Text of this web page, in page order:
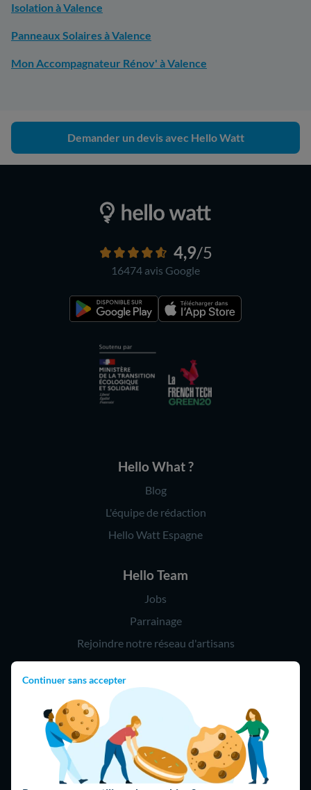
Continuer sans accepter
Isolation à Valence
Panneaux Solaires à Valence
Mon Accompagnateur Rénov' à Valence
Demander un devis avec Hello Watt
4,9/5
16474 avis Google
Hello What ?
Blog
L'équipe de rédaction
Hello Watt Espagne
Hello Team
Jobs
Parrainage
Rejoindre notre réseau d'artisans
Hello !
09 75 18 60 60
(8h-21h)
75018 Paris